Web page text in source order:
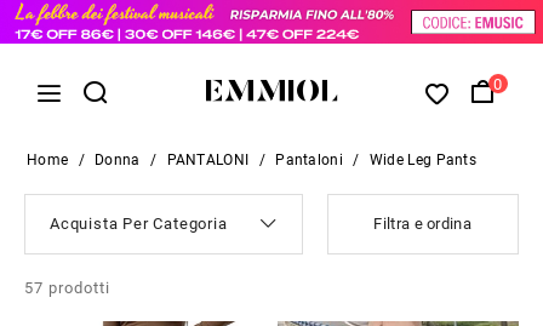
0
Home / Donna / PANTALONI / Pantaloni / Wide Leg Pants
Acquista Per Categoria Filtra e ordina
57 prodotti